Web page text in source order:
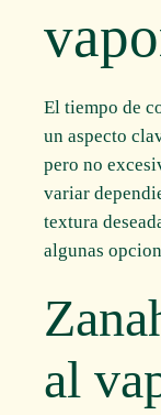
El tiempo de
un aspecto
pero no
variar
textura
algunas
al